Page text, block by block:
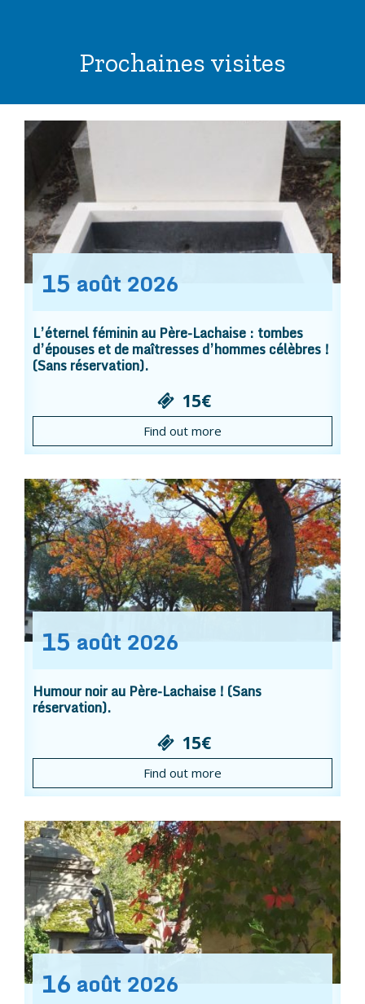
Prochaines visites
15 août 2026
L’éternel féminin au Père-Lachaise : tombes
d’épouses et de maîtresses d’hommes célèbres !
(Sans réservation).
15€
Find out more
15 août 2026
Humour noir au Père-Lachaise ! (Sans
réservation).
15€
Find out more
16 août 2026